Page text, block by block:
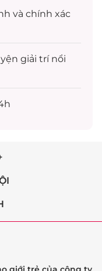
và chính xác
giải trínổi